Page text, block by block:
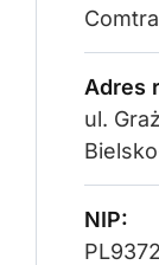
Adres
ul.
NIP: